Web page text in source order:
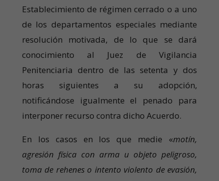
Establecimiento de régimen cerrado o a uno
de los departamentos especiales mediante
resolución motivada, de lo que se dará
conocimiento al Juez de Vigilancia
Penitenciaria dentro de las setenta y dos
horas siguientes a su adopción,
notificándose igualmente el penado para
interponer recurso contra dicho Acuerdo.
En los casos en los que medie «motín,
agresión física con arma u objeto peligroso,
toma de rehenes o intento violento de evasión,